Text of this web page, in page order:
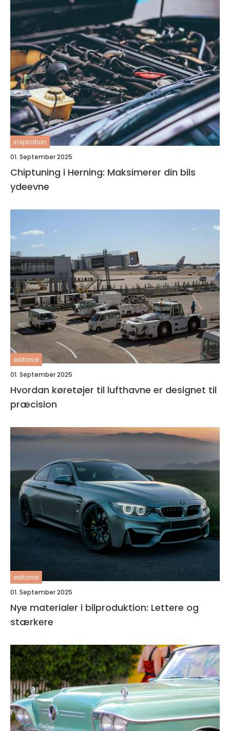
inspiration
01. September 2025
Chiptuning i Herning: Maksimerer din bils
ydeevne
editorial
01. September 2025
Hvordan køretøjer til lufthavne er designet til
præcision
editorial
01. September 2025
Nye materialer i bilproduktion: Lettere og
stærkere